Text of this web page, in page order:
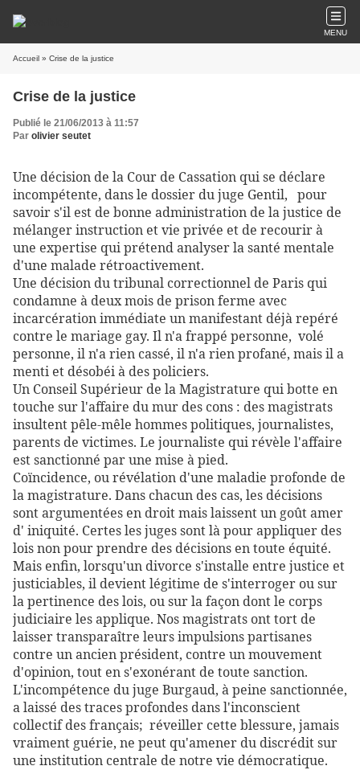
MENU
Accueil » Crise de la justice
Crise de la justice
Publié le 21/06/2013 à 11:57
Par olivier seutet
Une décision de la Cour de Cassation qui se déclare
incompétente, dans le dossier du juge Gentil, pour
savoir s'il est de bonne administration de la justice de
mélanger instruction et vie privée et de recourir à
une expertise qui prétend analyser la santé mentale
d'une malade rétroactivement.
Une décision du tribunal correctionnel de Paris qui
condamne à deux mois de prison ferme avec
incarcération immédiate un manifestant déjà repéré
contre le mariage gay. Il n'a frappé personne, volé
personne, il n'a rien cassé, il n'a rien profané, mais il a
menti et désobéi à des policiers.
Un Conseil Supérieur de la Magistrature qui botte en
touche sur l'affaire du mur des cons : des magistrats
insultent pêle-mêle hommes politiques, journalistes,
parents de victimes. Le journaliste qui révèle l'affaire
est sanctionné par une mise à pied.
Coïncidence, ou révélation d'une maladie profonde de
la magistrature. Dans chacun des cas, les décisions
sont argumentées en droit mais laissent un goût amer
d' iniquité. Certes les juges sont là pour appliquer des
lois non pour prendre des décisions en toute équité.
Mais enfin, lorsqu'un divorce s'installe entre justice et
justiciables, il devient légitime de s'interroger ou sur
la pertinence des lois, ou sur la façon dont le corps
judiciaire les applique. Nos magistrats ont tort de
laisser transparaître leurs impulsions partisanes
contre un ancien président, contre un mouvement
d'opinion, tout en s'exonérant de toute sanction.
L'incompétence du juge Burgaud, à peine sanctionnée,
a laissé des traces profondes dans l'inconscient
collectif des français; réveiller cette blessure, jamais
vraiment guérie, ne peut qu'amener du discrédit sur
une institution centrale de notre vie démocratique.